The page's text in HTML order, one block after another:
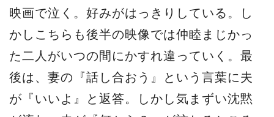
映画で泣く。好みがはっきりしている。し
かしこちらも後半の映像では仲睦まじかっ
た二人がいつの間にかすれ違っていく。最
後は、妻の『話し合おう』という言葉に夫
が『いいよ』と返答。しかし気まずい沈黙